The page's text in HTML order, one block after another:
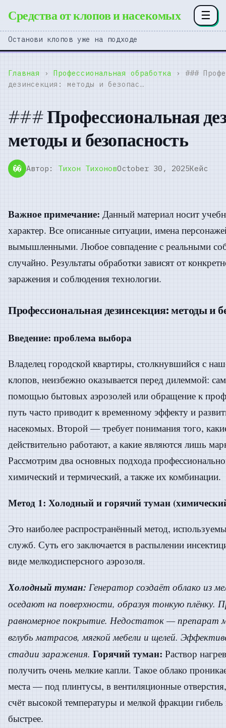
Средства от клопов и насекомых ☰
Останови клопов уже на подходе
Главная › Профессиональная обработка
› ###
дезинсекция: методы и безопас…
### Профессиональная
методы и безопасность
�� Автор: Тихон ТихоновOctober 30, 2025Кейс
Важное примечание: Данный материал носит
характер. Все описанные ситуации, имена
вымышленными. Любое совпадение с реальными
случайно. Результаты обработки зависят от
заражения и соблюдения технологии.
Профессиональная дезинсекция: методы и
Введение: проблема выбора
Владелец городской квартиры, столкнувшийся с
клопов, неизбежно оказывается перед дилеммой:
помощью бытовых аэрозолей или обращение к
путь часто приводит к временному эффекту и
насекомых. Второй — требует понимания того,
действительно работают, а какие являются лишь
Рассмотрим два основных подхода
химический и термический, а также их комбинации.
Метод 1: Холодный и горячий туман
Это наиболее распространённый метод,
служб. Суть его заключается в распылении
виде мелкодисперсного аэрозоля.
Холодный туман: Генератор создаёт облако из
оседают на поверхности, образуя тонкую плёнку.
равномерное покрытие. Недостаток — препарат
вглубь матрасов, мягкой мебели и щелей.
стадии заражения. Горячий туман: Раствор
получить очень мелкие капли. Такое облако
места — под плинтусы, в вентиляционные
счёт высокой температуры и мелкой фракции гибель
быстрее.